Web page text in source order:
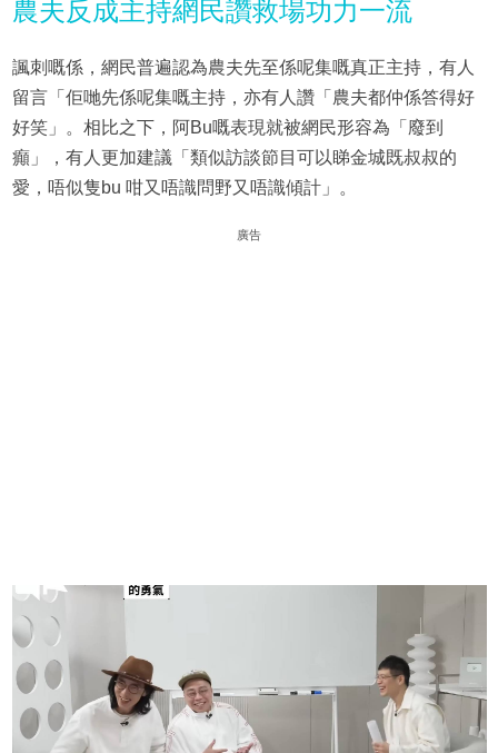
農夫反成主持網民讚救場功力一流
諷刺嘅係，網民普遍認為農夫先至係呢集嘅真正主持，有人
留言「佢哋先係呢集嘅主持，亦有人讚「農夫都仲係答得好
好笑」。相比之下，阿Bu嘅表現就被網民形容為「廢到
癲」，有人更加建議「類似訪談節目可以睇金城既叔叔的
愛，唔似隻bu 咁又唔識問野又唔識傾計」。
廣告